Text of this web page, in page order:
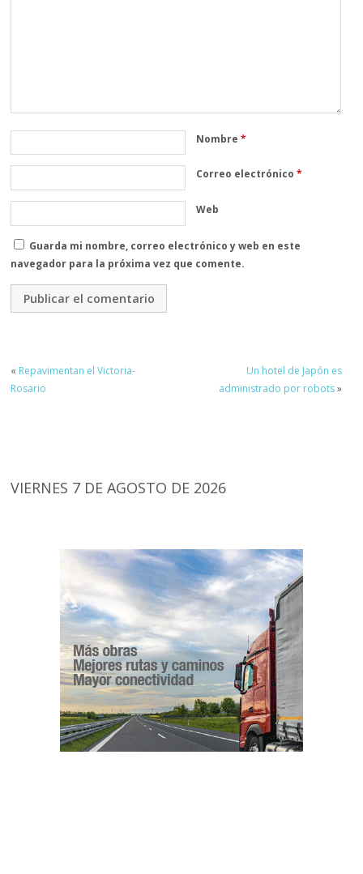
Nombre*
Correo electrónico*
Web
Guarda mi nombre, correo electrónico y web en este
navegador para la próxima vez que comente.
« Repavimentan el Victoria-
Rosario
Un hotel de Japón es
administrado por robots»
VIERNES 7 DE AGOSTO DE 2026